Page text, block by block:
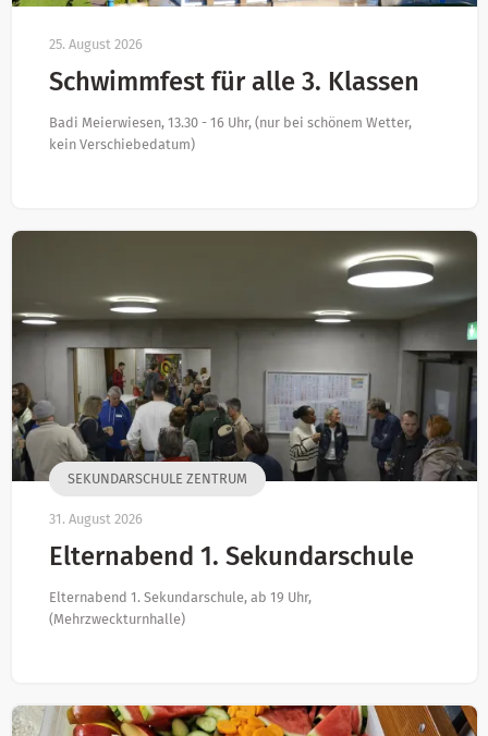
25. August 2026
Schwimmfest für alle 3. Klassen
Badi Meierwiesen, 13.30 - 16 Uhr, (nur bei schönem Wetter,
kein Verschiebedatum)
SEKUNDARSCHULE ZENTRUM
31. August 2026
Elternabend 1. Sekundarschule
Elternabend 1. Sekundarschule, ab 19 Uhr,
(Mehrzweckturnhalle)